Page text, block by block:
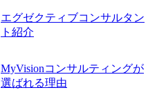
エグゼクティブコンサルタン
ト紹介
MyVisionコンサルティングが
選ばれる理由